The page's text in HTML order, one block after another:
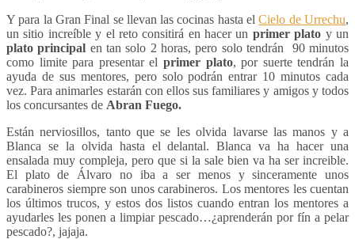
Y para la Gran Final se llevan las cocinas hasta elCielo de Urrechu,
un sitio increíble y el reto consitirá en hacer un primer plato y un
plato principal en tan solo 2 horas, pero solo tendrán 90 minutos
como limite para presentar el primer plato, por suerte tendrán la
ayuda de sus mentores, pero solo podrán entrar 10 minutos cada
vez. Para animarles estarán con ellos sus familiares y amigos y todos
los concursantes de Abran Fuego.
Están nerviosillos, tanto que se les olvida lavarse las manos y a
Blanca se la olvida hasta el delantal. Blanca va ha hacer una
ensalada muy compleja, pero que si la sale bien va ha ser increible.
El plato de Álvaro no iba a ser menos y sinceramente unos
carabineros siempre son unos carabineros. Los mentores les cuentan
los últimos trucos, y estos dos listos cuando entran los mentores a
ayudarles les ponen a limpiar pescado…¿aprenderán por fín a pelar
pescado?, jajaja.